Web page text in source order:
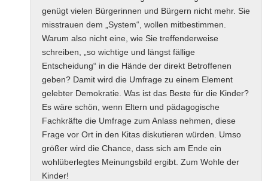
genügt vielen Bürgerinnen und Bürgern nicht mehr. Sie
misstrauen dem „System“, wollen mitbestimmen.
Warum also nicht eine, wie Sie treffenderweise
schreiben, „so wichtige und längst fällige
Entscheidung“ in die Hände der direkt Betroffenen
geben? Damit wird die Umfrage zu einem Element
gelebter Demokratie. Was ist das Beste für die Kinder?
Es wäre schön, wenn Eltern und pädagogische
Fachkräfte die Umfrage zum Anlass nehmen, diese
Frage vor Ort in den Kitas diskutieren würden. Umso
größer wird die Chance, dass sich am Ende ein
wohlüberlegtes Meinungsbild ergibt. Zum Wohle der
Kinder!